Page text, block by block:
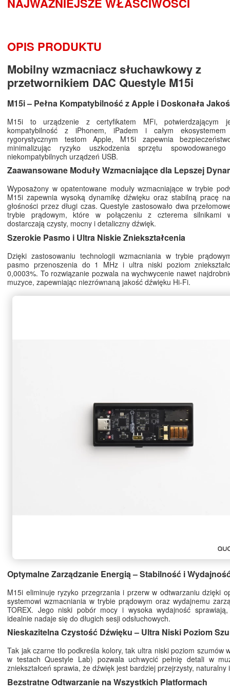
OPIS PRODUKTU
Mobilny wzmacniacz słuchawkowy z
przetwornikiem DAC Questyle M15i
M15i – Pełna Kompatybilność z Apple i Doskonała
M15i to urządzenie z certyfikatem MFi, potwierdzającym
kompatybilność z iPhonem, iPadem i całym
rygorystycznym testom Apple, M15i zapewnia
minimalizując ryzyko uszkodzenia sprzętu spowodowanego
niekompatybilnych urządzeń USB.
Zaawansowane Moduły Wzmacniające dla Lepszej
Wyposażony w opatentowane moduły wzmacniające w trybie
M15i zapewnia wysoką dynamikę dźwięku oraz stabilną pracę
głośności przez długi czas. Questyle zastosowało dwa
trybie prądowym, które w połączeniu z czterema silnikami
dostarczają czysty, mocny i detaliczny dźwięk.
Szerokie Pasmo i Ultra Niskie Zniekształcenia
Dzięki zastosowaniu technologii wzmacniania w trybie
pasmo przenoszenia do 1 MHz i ultra niski poziom
0,0003%. To rozwiązanie pozwala na wychwycenie nawet
muzyce, zapewniając niezrównaną jakość dźwięku Hi-Fi.
Optymalne Zarządzanie Energią – Stabilność i
M15i eliminuje ryzyko przegrzania i przerw w odtwarzaniu dzięki
systemowi wzmacniania w trybie prądowym oraz wydajnemu
TOREX. Jego niski pobór mocy i wysoka wydajność
idealnie nadaje się do długich sesji odsłuchowych.
Nieskazitelna Czystość Dźwięku – Ultra Niski Poziom
Tak jak czarne tło podkreśla kolory, tak ultra niski poziom szumów
w testach Questyle Lab) pozwala uchwycić pełnię detali w
zniekształceń sprawia, że dźwięk jest bardziej przejrzysty, naturalny
Bezstratne Odtwarzanie na Wszystkich Platformach